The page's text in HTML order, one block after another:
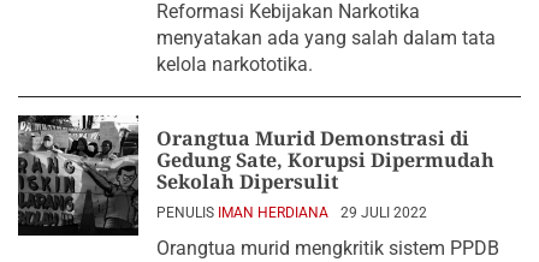
Reformasi Kebijakan Narkotika
menyatakan ada yang salah dalam tata
kelola narkototika.
Orangtua Murid Demonstrasi di
Gedung Sate, Korupsi Dipermudah
Sekolah Dipersulit
PENULIS IMAN HERDIANA 29 JULI 2022
Orangtua murid mengkritik sistem PPDB